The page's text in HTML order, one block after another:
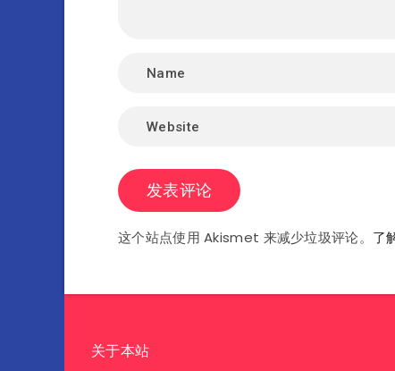
这个站点使用 Akismet 来减少垃圾评论。 了
关于本站